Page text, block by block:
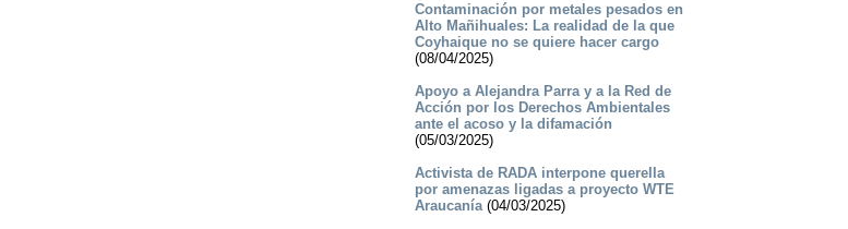
Contaminación por metales pesados en
Alto Mañihuales: La realidad de la que
Coyhaique no se quiere hacer cargo
(08/04/2025)
Apoyo a Alejandra Parra y a la Red de
Acción por los Derechos Ambientales
ante el acoso y la difamación
(05/03/2025)
Activista de RADA interpone querella
por amenazas ligadas a proyecto WTE
Araucanía(04/03/2025)